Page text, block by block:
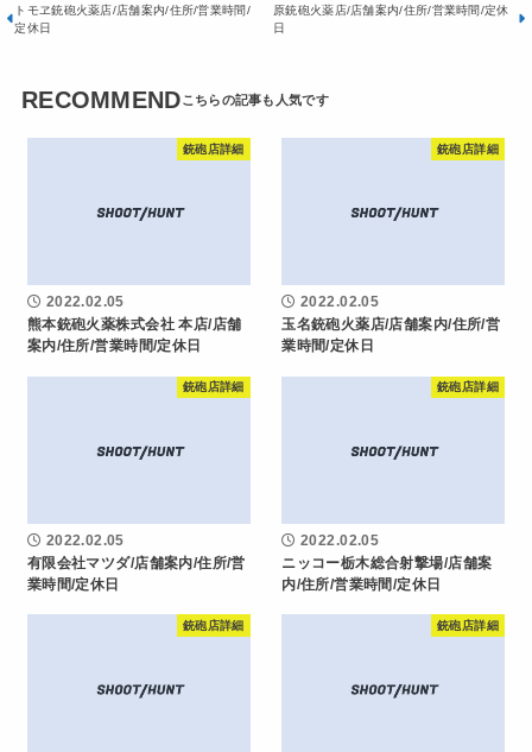
トモヱ銃砲火薬店/店舗案内/住所/営業時間/
定休日
原銃砲火薬店/店舗案内/住所/営業時間/定休
日
RECOMMEND
銃砲店詳細
2022.02.05
熊本銃砲火薬株式会社 本店/店舗
案内/住所/営業時間/定休日
銃砲店詳細
2022.02.05
玉名銃砲火薬店/店舗案内/住所/営
業時間/定休日
銃砲店詳細
2022.02.05
有限会社マツダ/店舗案内/住所/営
業時間/定休日
銃砲店詳細
2022.02.05
ニッコー栃木総合射撃場/店舗案
内/住所/営業時間/定休日
銃砲店詳細 銃砲店詳細